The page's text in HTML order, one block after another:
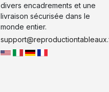
divers encadrements et une
livraison sécurisée dans le
monde entier.